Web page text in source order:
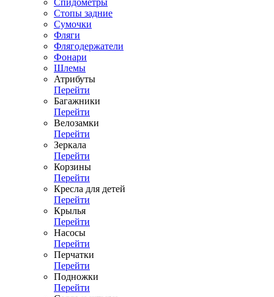
Спидометры
Стопы задние
Сумочки
Фляги
Флягодержатели
Фонари
Шлемы
Атрибуты
Перейти
Багажники
Перейти
Велозамки
Перейти
Зеркала
Перейти
Корзины
Перейти
Кресла для детей
Перейти
Крылья
Перейти
Насосы
Перейти
Перчатки
Перейти
Подножки
Перейти